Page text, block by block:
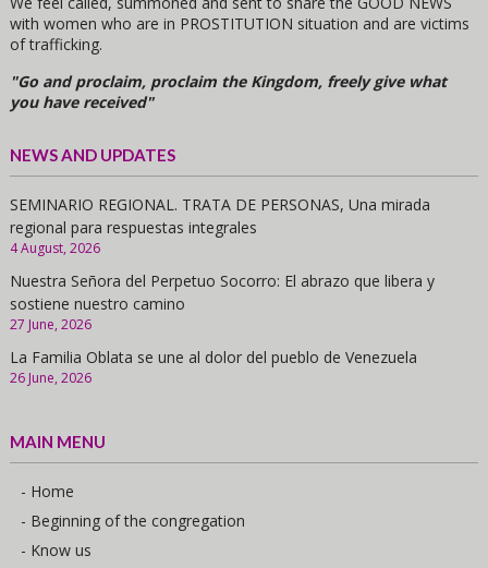
with women who are in PROSTITUTION situation and are victims
of trafficking.
"Go and proclaim, proclaim the Kingdom, freely give what
you have received"
NEWS AND UPDATES
SEMINARIO REGIONAL. TRATA DE PERSONAS, Una mirada
regional para respuestas integrales
4 August, 2026
Nuestra Señora del Perpetuo Socorro: El abrazo que libera y
sostiene nuestro camino
27 June, 2026
La Familia Oblata se une al dolor del pueblo de Venezuela
26 June, 2026
MAIN MENU
- Home
- Beginning of the congregation
- Know us